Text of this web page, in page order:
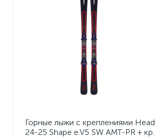
Горные лыжи с креплениями Head
24-25 Shape e.V5 SW AMT-PR + кр.